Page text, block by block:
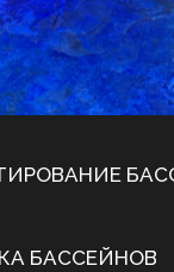
БАССЕЙНОВ